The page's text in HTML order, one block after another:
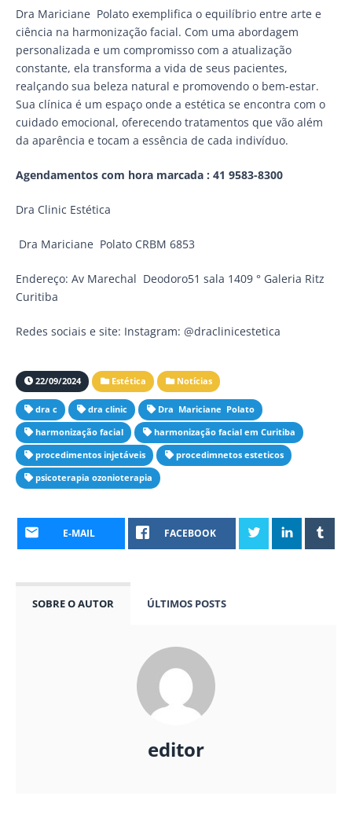
Dra Mariciane Polato exemplifica o equilíbrio entre arte e
ciência na harmonização facial. Com uma abordagem
personalizada e um compromisso com a atualização
constante, ela transforma a vida de seus pacientes,
realçando sua beleza natural e promovendo o bem-estar.
Sua clínica é um espaço onde a estética se encontra com o
cuidado emocional, oferecendo tratamentos que vão além
da aparência e tocam a essência de cada indivíduo.
Agendamentos com hora marcada : 41 9583-8300
Dra Clinic Estética
Dra Mariciane Polato CRBM 6853
Endereço: Av Marechal Deodoro51 sala 1409 ° Galeria Ritz
Curitiba
Redes sociais e site: Instagram: @draclinicestetica
22/09/2024 Estética Notícias
dra c dra clinic
Dra Mariciane Polato
harmonização facial
harmonização facial em Curitiba
procedimentos injetáveis
procedimnetos esteticos
psicoterapia ozonioterapia
E-MAIL FACEBOOK
SOBRE O AUTOR ÚLTIMOS POSTS
editor